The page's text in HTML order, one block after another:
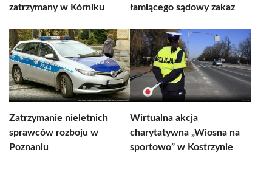
zatrzymany w Kórniku łamiącego sądowy zakaz
Zatrzymanie nieletnich
sprawców rozboju w
Poznaniu
Wirtualna akcja
charytatywna „Wiosna na
sportowo” w Kostrzynie